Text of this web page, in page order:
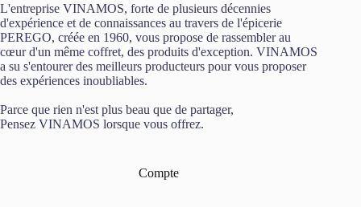
L'entreprise VINAMOS, forte de plusieurs décennies
d'expérience et de connaissances au travers de l'épicerie
PEREGO, créée en 1960, vous propose de rassembler au
cœur d'un même coffret, des produits d'exception. VINAMOS
a su s'entourer des meilleurs producteurs pour vous proposer
des expériences inoubliables.
Parce que rien n'est plus beau que de partager,
Pensez VINAMOS lorsque vous offrez.
Compte